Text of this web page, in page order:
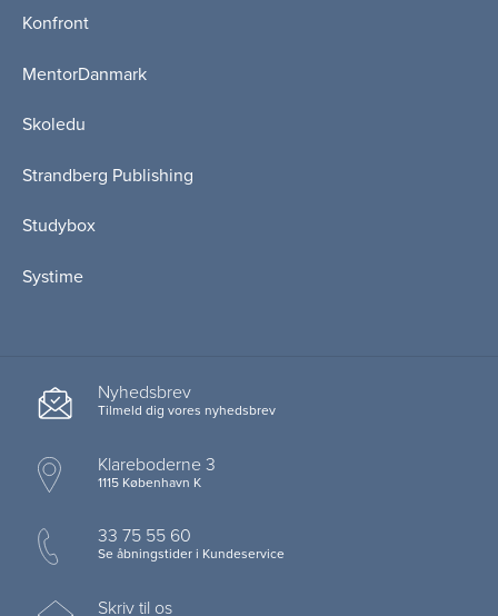
Konfront
MentorDanmark
Skoledu
Strandberg Publishing
Studybox
Systime
Nyhedsbrev
Tilmeld dig vores nyhedsbrev
Klareboderne 3
1115 København K
33 75 55 60
Se åbningstider i Kundeservice
Skriv til os